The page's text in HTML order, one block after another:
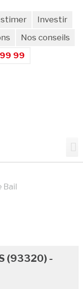
Investir
Nos conseils
99
Bail
(93320) -